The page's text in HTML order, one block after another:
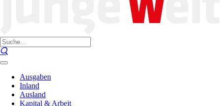
Ausgaben
Inland
Ausland
Kapital & Arbeit